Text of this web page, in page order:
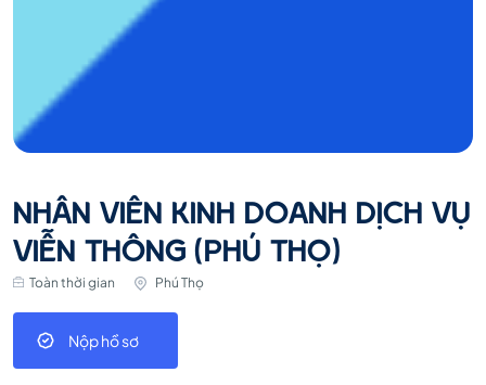
NHÂN VIÊN KINH DOANH DỊCH VỤ
VIỄN THÔNG (PHÚ THỌ)
Toàn thời gian Phú Thọ
Nộp hồ sơ